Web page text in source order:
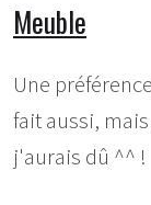
Meuble
Une
fait aussi,
j'aurais dû ^^ !